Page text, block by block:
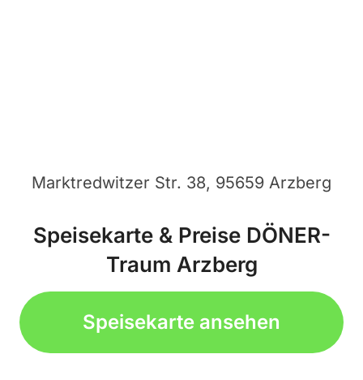
Marktredwitzer Str. 38, 95659 Arzberg
Speisekarte & Preise DÖNER-
Traum Arzberg
Speisekarte ansehen